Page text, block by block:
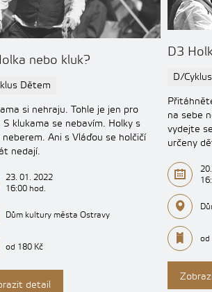
nebo kluk?
Dětem
si nehraju. Tohle je jen pro
klukama se nebavím. Holky s
neberem. Ani s Vláďou se holčičí
nedají.
23. 01. 2022
16:00 hod.
Dům kultury města Ostravy
od 180 Kč
detail
D3
D/
na sebe
vydejte
určeny
od